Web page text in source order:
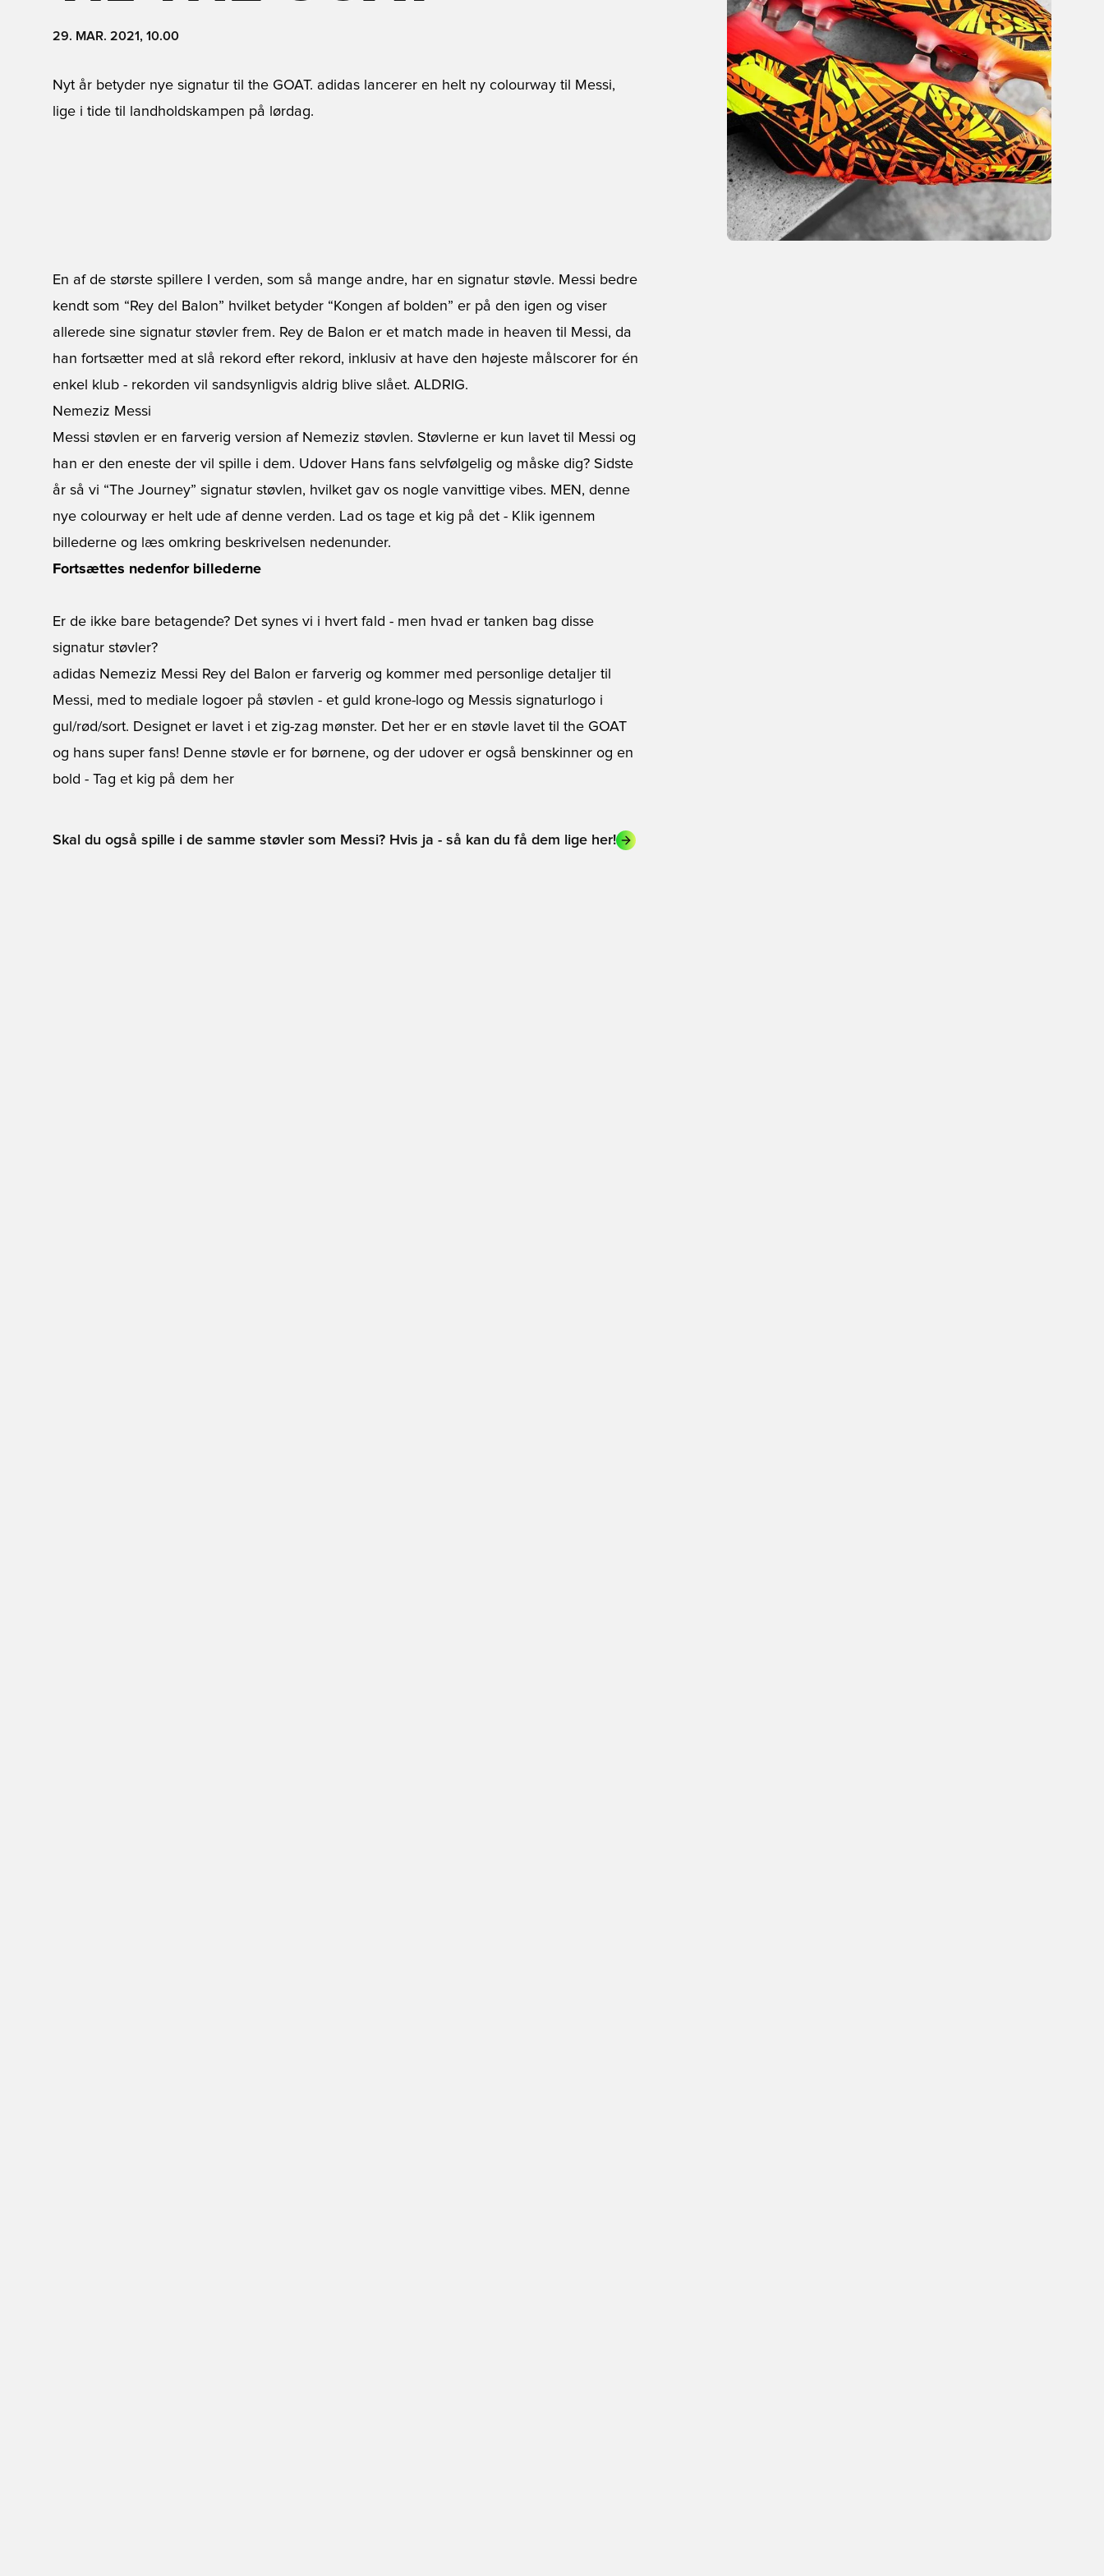
29. MAR. 2021, 10.00
Nyt år betyder nye signatur til the GOAT. adidas lancerer en helt ny colourway til Messi,
lige i tide til landholdskampen på lørdag.
En af de største spillere I verden, som så mange andre, har en signatur støvle. Messi bedre
kendt som “Rey del Balon” hvilket betyder “Kongen af bolden” er på den igen og viser
allerede sine signatur støvler frem. Rey de Balon er et match made in heaven til Messi, da
han fortsætter med at slå rekord efter rekord, inklusiv at have den højeste målscorer for én
enkel klub - rekorden vil sandsynligvis aldrig blive slået. ALDRIG.
Nemeziz Messi
Messi støvlen er en farverig version af Nemeziz støvlen. Støvlerne er kun lavet til Messi og
han er den eneste der vil spille i dem. Udover Hans fans selvfølgelig og måske dig? Sidste
år så vi “The Journey” signatur støvlen, hvilket gav os nogle vanvittige vibes. MEN, denne
nye colourway er helt ude af denne verden. Lad os tage et kig på det - Klik igennem
billederne og læs omkring beskrivelsen nedenunder.
Fortsættes nedenfor billederne
Er de ikke bare betagende? Det synes vi i hvert fald - men hvad er tanken bag disse
signatur støvler?
adidas Nemeziz Messi Rey del Balon er farverig og kommer med personlige detaljer til
Messi, med to mediale logoer på støvlen - et guld krone-logo og Messis signaturlogo i
gul/rød/sort. Designet er lavet i et zig-zag mønster. Det her er en støvle lavet til the GOAT
og hans super fans! Denne støvle er for børnene, og der udover er også benskinner og en
bold - Tag et kig på dem her
Skal du også spille i de samme støvler som Messi? Hvis ja - så kan du få dem lige her!